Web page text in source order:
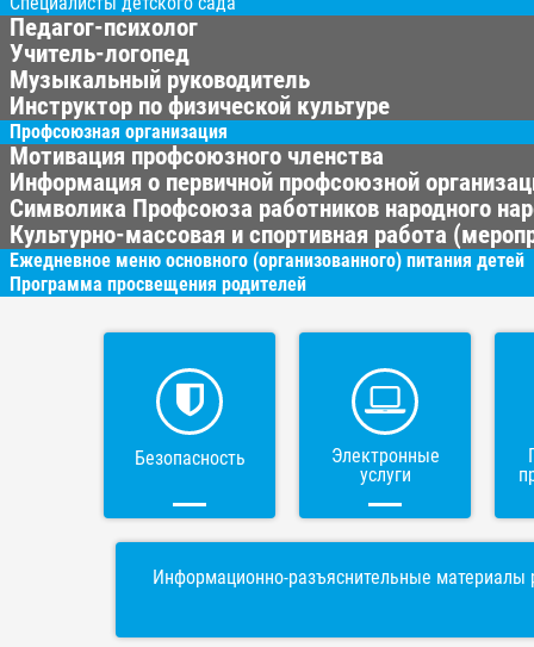
Педагог-психолог
Учитель-логопед
Музыкальный руководитель
Инструктор по физической культуре
Профсоюзная организация
Мотивация профсоюзного членства
Информация о первичной профсоюзной
Символика Профсоюза работников народного
Культурно-массовая и спортивная работа
Ежедневное меню основного (организованного) питания детей
Программа просвещения родителей
Безопасность
Электронные
услуги
Информационно-разъяснительные материалы